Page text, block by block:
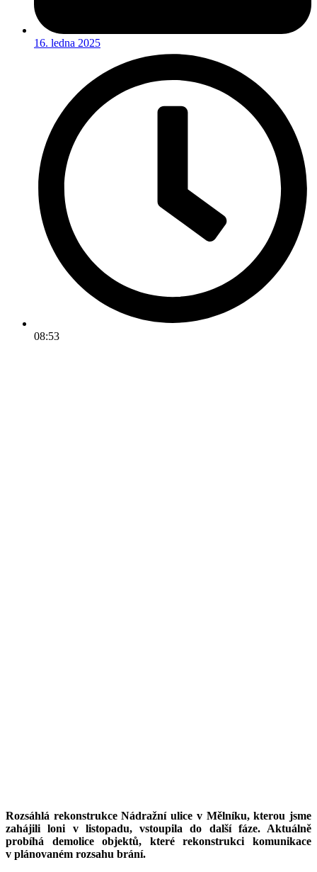
16. ledna 2025
08:53
Rozsáhlá rekonstrukce Nádražní ulice v Mělníku, kterou jsme
zahájili loni v listopadu, vstoupila do další fáze. Aktuálně
probíhá demolice objektů, které rekonstrukci komunikace
v plánovaném rozsahu brání.